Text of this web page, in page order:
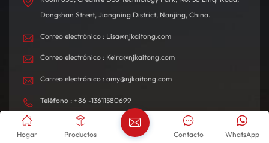
Dongshan Street, Jiangning District, Nanjing, China.
Correo electrónico : Lisa@njkaitong.com
Correo electrónico : Keira@njkaitong.com
Correo electrónico : amy@njkaitong.com
Teléfono : +86 -13611580699
Whatsapp : +8613951966615
Hogar Productos WhatsApp
Contacto